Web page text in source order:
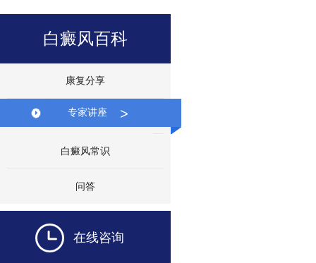
白癜风百科
康复分享
专家讲座 >
白癜风常识
问答
在线咨询